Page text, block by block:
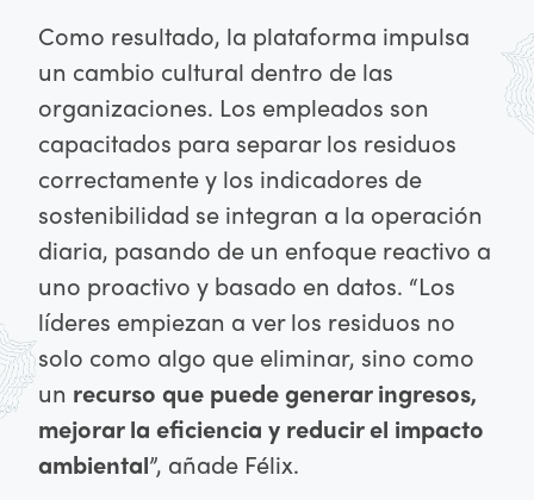
Como resultado, la plataforma impulsa
un cambio cultural dentro de las
organizaciones. Los empleados son
capacitados para separar los residuos
correctamente y los indicadores de
sostenibilidad se integran a la operación
diaria, pasando de un enfoque reactivo a
uno proactivo y basado en datos. “Los
líderes empiezan a ver los residuos no
solo como algo que eliminar, sino como
un recurso que puede generar ingresos,
mejorar la eficiencia y reducir el impacto
ambiental”, añade Félix.